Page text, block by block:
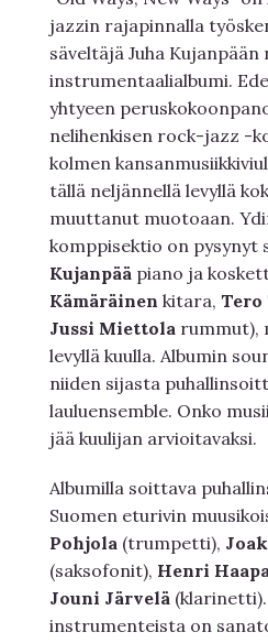
jazzin rajapinnalla
säveltäjä Juha Kujanpään
instrumentaalialbumi.
yhtyeen
nelihenkisen rock-jazz -
kolmen
tällä neljännellä levyllä
muuttanut muotoaan.
komppisektio on pysynyt
Kujanpää piano ja
Kämäräinen kitara, Tero
Jussi Miettola rummut),
levyllä kuulla. Albumin
niiden sijasta
lauluensemble. Onko
jää kuulijan arvioitavaksi.
Albumilla soittava
Suomen eturivin
Pohjola (trumpetti),
(saksofonit), Henri
Jouni Järvelä
instrumenteista on